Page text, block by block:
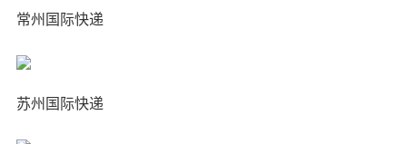
常州国际快递
苏州国际快递